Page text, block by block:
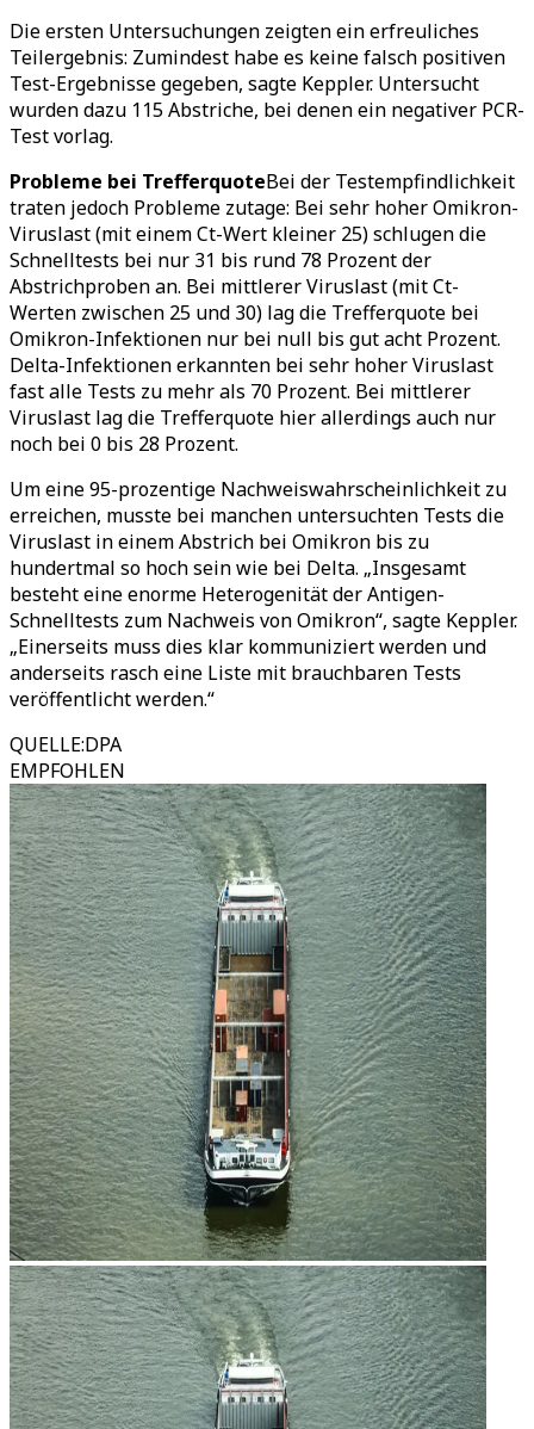
Die ersten Untersuchungen zeigten ein erfreuliches
Teilergebnis: Zumindest habe es keine falsch positiven
Test-Ergebnisse gegeben, sagte Keppler. Untersucht
wurden dazu 115 Abstriche, bei denen ein negativer PCR-
Test vorlag.
Probleme bei TrefferquoteBei der Testempfindlichkeit
traten jedoch Probleme zutage: Bei sehr hoher Omikron-
Viruslast (mit einem Ct-Wert kleiner 25) schlugen die
Schnelltests bei nur 31 bis rund 78 Prozent der
Abstrichproben an. Bei mittlerer Viruslast (mit Ct-
Werten zwischen 25 und 30) lag die Trefferquote bei
Omikron-Infektionen nur bei null bis gut acht Prozent.
Delta-Infektionen erkannten bei sehr hoher Viruslast
fast alle Tests zu mehr als 70 Prozent. Bei mittlerer
Viruslast lag die Trefferquote hier allerdings auch nur
noch bei 0 bis 28 Prozent.
Um eine 95-prozentige Nachweiswahrscheinlichkeit zu
erreichen, musste bei manchen untersuchten Tests die
Viruslast in einem Abstrich bei Omikron bis zu
hundertmal so hoch sein wie bei Delta. „Insgesamt
besteht eine enorme Heterogenität der Antigen-
Schnelltests zum Nachweis von Omikron“, sagte Keppler.
„Einerseits muss dies klar kommuniziert werden und
anderseits rasch eine Liste mit brauchbaren Tests
veröffentlicht werden.“
QUELLE:DPA
EMPFOHLEN